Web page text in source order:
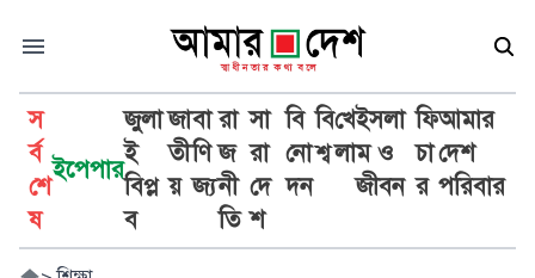
স
র্ব
শে
ষ
ইপেপার
জুলা
ই
বিপ্ল
ব
জা
তী
য়
বা
ণি
জ্য
রা
জ
নী
তি
সা
রা
দে
শ
বি
নো
দন
বি
শ্ব
খে
লা
ইসলা
ম ও
জীবন
ফি
চা
র
আমার
দেশ
পরিবার